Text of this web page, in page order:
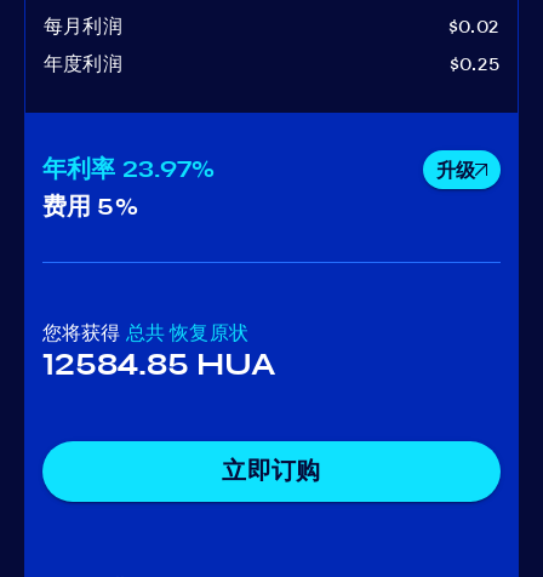
每月利润
$0.02
年度利润
$0.25
年利率 23.97% 升级
费用 5%
您将获得 总共 恢复原状
12584.85 HUA
立即订购